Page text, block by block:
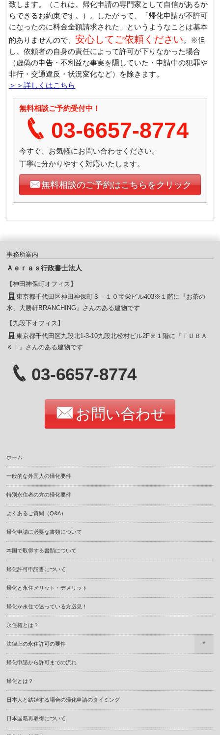
致します。（これは、帰化申請の専門家として自信があるか
らできるお約束です。）。したがって、「帰化申請が不許可
になったのに料金全額請求された」というようなことは基本
的ありませんので、 安心してご依頼ください。※但
し、依頼者の自身の責任によって許可が下りなかった場合
（虚偽の申告・不利益な事実を隠していた・申請中の犯罪や
非行・交通違反・状況変化など）を除きます。
＞＞詳しくはこちら
無料相談ご予約受付中！
03-6657‐8774
今すぐ、お気軽にお問い合わせください。
丁寧に分かりやすく対応いたします。
無料相談のご予約はこちらをクリック
事務所案内
Ａｅｒａｓ行政書士法人
【神田神保町オフィス】
東京都千代田区神田神保町３－１０宝栄ビル403※１階に『お茶の
水、大勝軒BRANCHING』さんのある建物です
【九段下オフィス】
東京都千代田区九段北1-3-10九段北松村ビル2F※１階に『ＴＵＢＡ
ＫＩ』さんのある建物です
03-6657-8774
お問い合わせ
ホーム
一般的な外国人の帰化要件
特別永住者の方の帰化要件
よくあるご質問（Q&A）
帰化申請に必要な書類について
本国で取得する書類について
帰化許可申請書について
帰化と永住メリット・デメリット
帰化か永住で迷っている方必見！
永住権とは？
法律上の永住許可の要件
帰化申請から許可までの流れ
帰化とは？
日本人と結婚する場合の帰化申請のタイミング
日本国籍再取得について